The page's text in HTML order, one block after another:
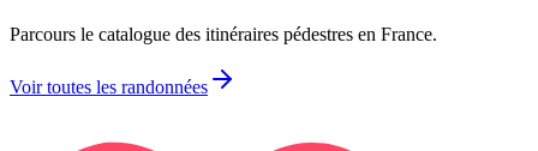
Parcours le catalogue des itinéraires pédestres en France.
Voir toutes les randonnées